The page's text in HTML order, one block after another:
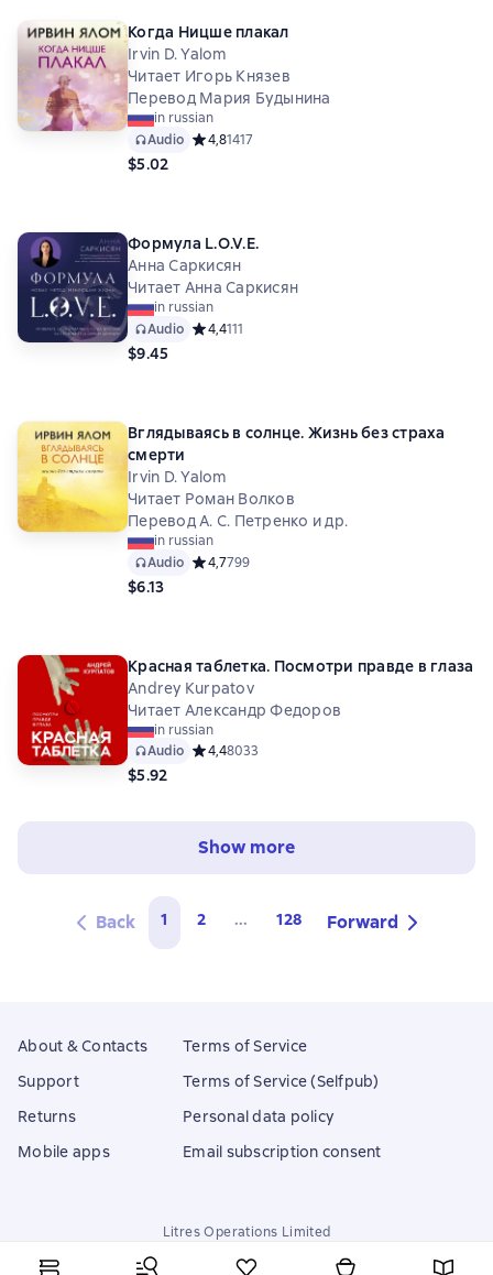
Когда Ницше плакал
Irvin D. Yalom
Читает Игорь Князев
Перевод Мария Будынина
in russian
Audio Средний рейтинг 4,8 на основе 1417 оценок
4,81417
$5.02
Формула L.O.V.E.
Анна Саркисян
Читает Анна Саркисян
in russian
Audio Средний рейтинг 4,4 на основе 111 оценок
4,4111
$9.45
Вглядываясь в солнце. Жизнь без страха
смерти
Irvin D. Yalom
Читает Роман Волков
Перевод А. С. Петренко и др.
in russian
Audio Средний рейтинг 4,7 на основе 799 оценок
4,7799
$6.13
Красная таблетка. Посмотри правде в глаза
Andrey Kurpatov
Читает Александр Федоров
in russian
Audio Средний рейтинг 4,4 на основе 8033 оценок
4,48033
$5.92
Show more
Back 1 2 ... 128 Forward
About & Contacts
Support
Returns
Mobile apps
Terms of Service
Terms of Service (Selfpub)
Personal data policy
Email subscription consent
Litres Operations Limited